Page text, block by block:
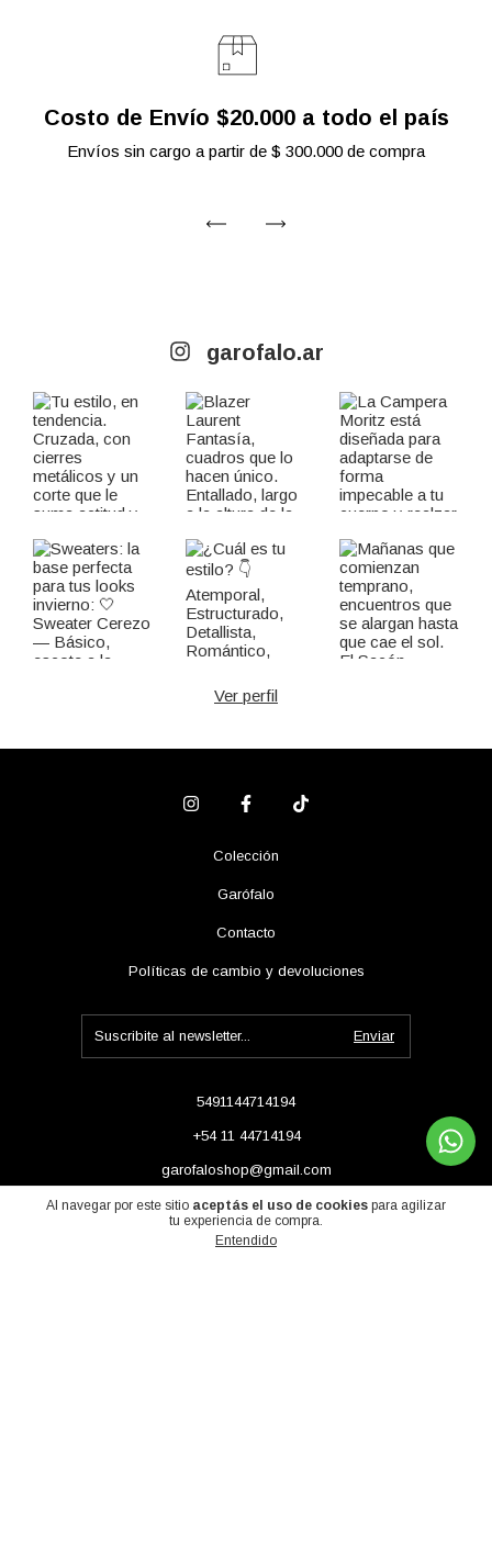
Al navegar por este sitio aceptás el uso de cookies para agilizar
tu experiencia de compra.
Entendido
Costo de Envío $20.000 a todo el país
Envíos sin cargo a partir de $ 300.000 de compra
garofalo.ar
Ver perfil
Colección
Garófalo
Contacto
Políticas de cambio y devoluciones
5491144714194
+54 11 44714194
garofaloshop@gmail.com
Adolfo Alsina 1290 (piso 3), CABA, Argentina